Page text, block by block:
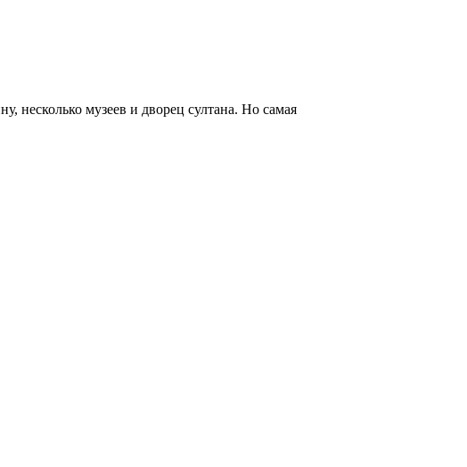
несколько музеев и дворец султана. Но самая